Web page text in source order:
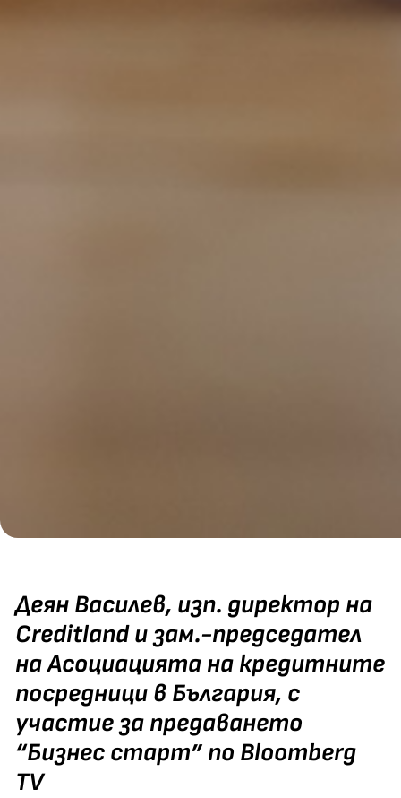
Деян Василев, изп. директор на
Creditland и зам.-председател
на Асоциацията на кредитните
посредници в България, с
участие за предаването
“Бизнес старт” по Bloomberg
TV